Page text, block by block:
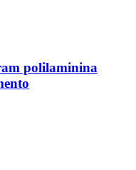
polilaminina